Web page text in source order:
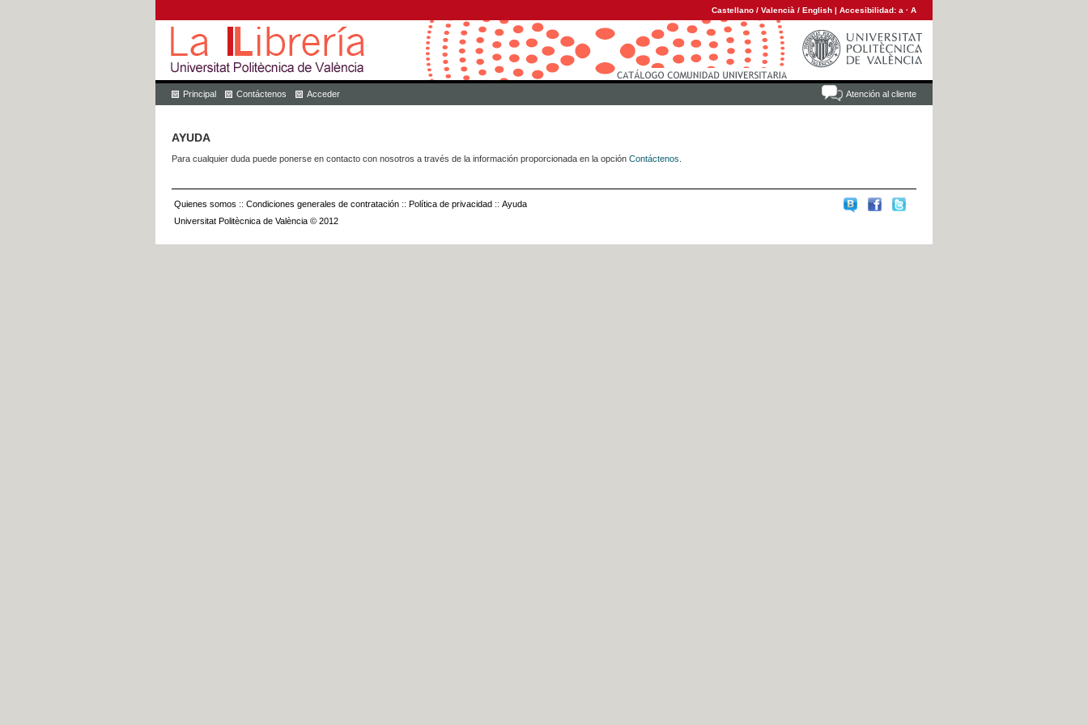
Castellano / Valencià / English | Accesibilidad: a · A
Atención al cliente
Principal Contáctenos Acceder
AYUDA
Para cualquier duda puede ponerse en contacto con nosotros a través de la información proporcionada en la opción Contáctenos
Quienes somos :: Condiciones generales de contratación :: Política de privacidad :: Ayuda
Universitat Politècnica de València © 2012